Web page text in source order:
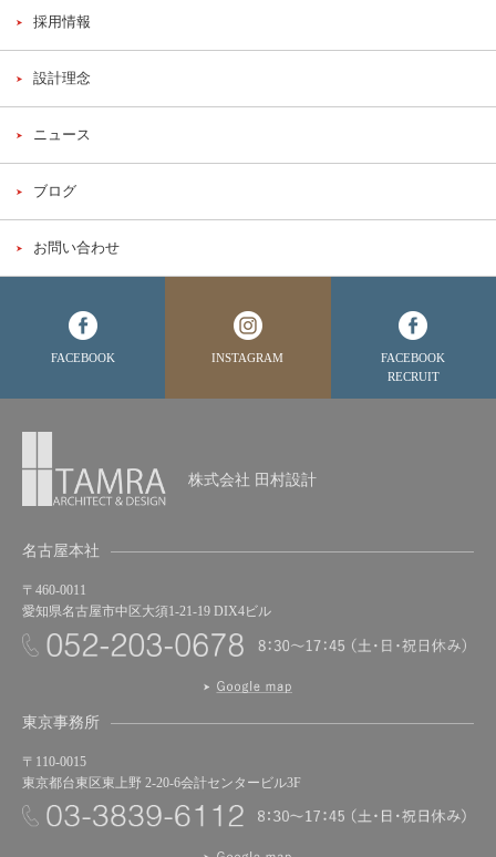
採用情報
設計理念
ニュース
ブログ
お問い合わせ
FACEBOOK INSTAGRAM
FACEBOOK
RECRUIT
株式会社 田村設計
名古屋本社
〒460-0011
愛知県名古屋市中区大須1-21-19 DIX4ビル
東京事務所
〒110-0015
東京都台東区東上野 2-20-6会計センタービル3F